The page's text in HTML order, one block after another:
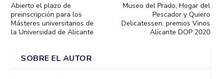
Abierto el plazo de
preinscripción para los
Másteres universitarios de
la Universidad de Alicante
Museo del Prado, Hogar del
Pescador y Quiero
Delicatessen, premios Vinos
Alicante DOP 2020
SOBRE EL AUTOR